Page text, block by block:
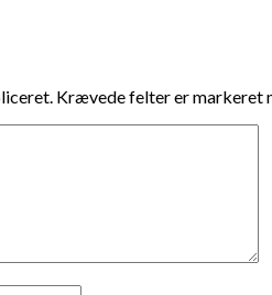
Krævede felter er markeret